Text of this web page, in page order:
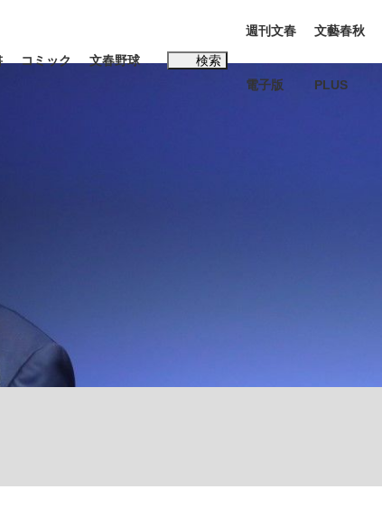
本代表“敗戦”の真実 選手が明かす...
コミック 文春野球 検索
週刊文春
電子版
文藝春秋
PLUS